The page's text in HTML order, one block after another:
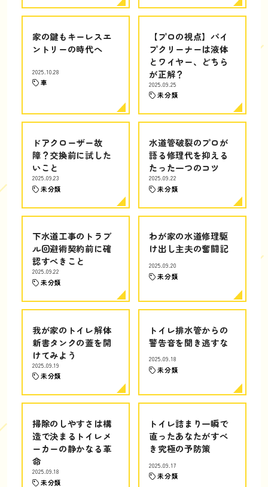
家の鍵もキーレスエ
ントリーの時代へ
2025.10.28
車
【プロの視点】パイ
プクリーナーは液体
とワイヤー、どちら
が正解？
2025.09.25
未分類
ドアクローザー故
障？交換前に試した
いこと
2025.09.23
未分類
水道管破裂のプロが
語る修理代を抑える
たった一つのコツ
2025.09.22
未分類
下水道工事のトラブ
ル回避術契約前に確
認すべきこと
2025.09.22
未分類
わが家の水道修理駆
け出し主夫の奮闘記
2025.09.20
未分類
我が家のトイレ解体
新書タンクの蓋を開
けてみよう
2025.09.19
未分類
トイレ排水管からの
警告音を聞き逃すな
2025.09.18
未分類
掃除のしやすさは構
造で決まるトイレメ
ーカーの静かなる革
命
2025.09.18
未分類
トイレ詰まり一瞬で
直ったあなたがすべ
き究極の予防策
2025.09.17
未分類